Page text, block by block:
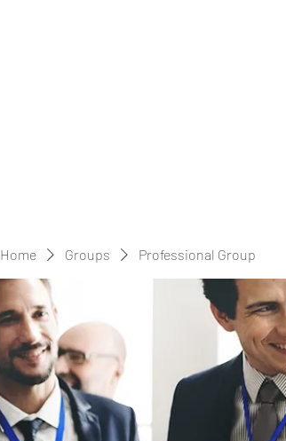
Home Groups Professional Group